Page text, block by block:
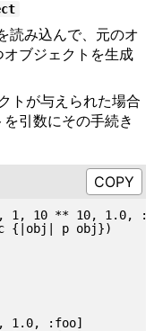
読み込んで、元のオ
ブジェクトを生成
トが与えられた場合
引数にその手続き
1, 10 ** 10, 1.0,
{|obj| p obj})
1.0, :foo]